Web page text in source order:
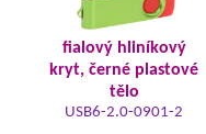
fialový hliníkový
kryt, černé plastové
tělo
USB6-2.0-0901-2